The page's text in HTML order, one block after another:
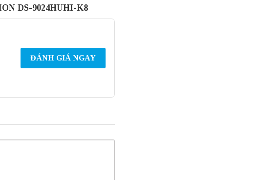
DS-9024HUHI-K8
ĐÁNH GIÁ NGAY